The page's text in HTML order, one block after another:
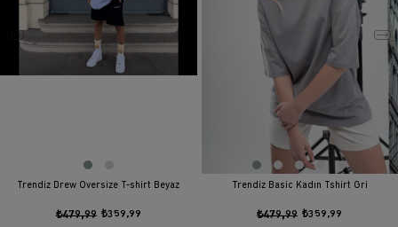
Trendiz Drew Oversize T-shirt Beyaz
₺359,99
₺479,99
Trendiz Basic Kadın Tshirt Gri
₺359,99
₺479,99